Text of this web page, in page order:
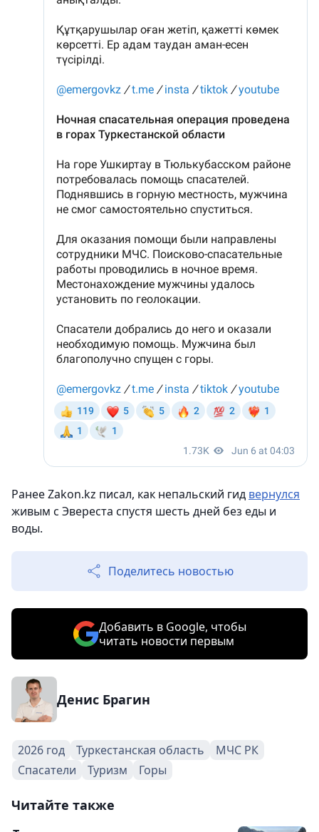
Ранее Zakon.kz писал, как непальский гид вернулся
живым с Эвереста спустя шесть дней без еды и
воды.
Поделитесь новостью
Добавить в Google, чтобы
читать новости первым
Денис Брагин
2026 год Туркестанская область
МЧС РК
Спасатели
Туризм Горы
Читайте также